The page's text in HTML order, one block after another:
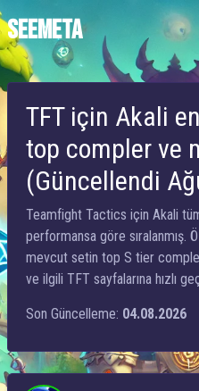
SEEMETA
TFT için Akali
top compler ve
(Güncellendi
Teamfight Tactics için Akali
performansa göre sıralanmış.
mevcut setin top S tier
ve ilgili TFT sayfalarına hızlı
Son Güncelleme: 04.08.2026